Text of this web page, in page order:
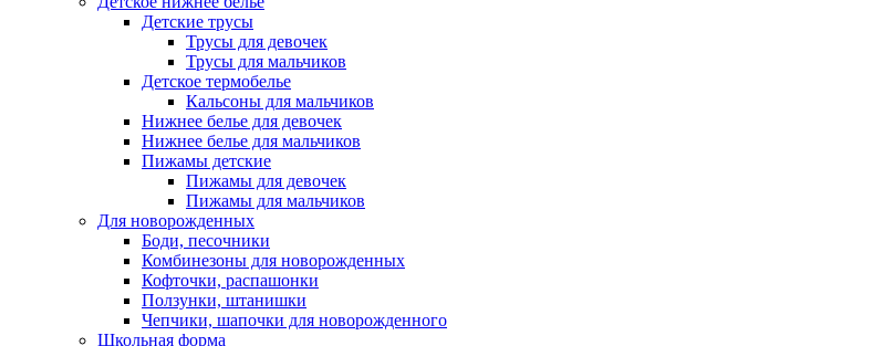
Детские трусы
Трусы для девочек
Трусы для мальчиков
Детское термобелье
Кальсоны для мальчиков
Нижнее белье для девочек
Нижнее белье для мальчиков
Пижамы детские
Пижамы для девочек
Пижамы для мальчиков
Для новорожденных
Боди, песочники
Комбинезоны для новорожденных
Кофточки, распашонки
Ползунки, штанишки
Чепчики, шапочки для новорожденного
Школьная форма